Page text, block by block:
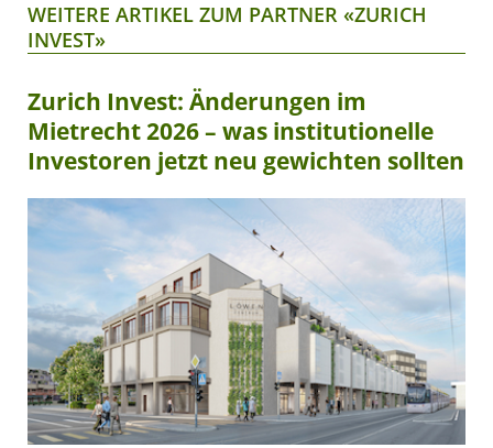
WEITERE ARTIKEL ZUM PARTNER «ZURICH
INVEST»
Zurich Invest: Änderungen im
Mietrecht 2026 – was institutionelle
Investoren jetzt neu gewichten sollten